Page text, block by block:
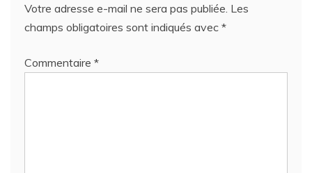
Votre adresse e-mail ne sera pas publiée. Les
champs obligatoires sont indiqués avec *
Commentaire *